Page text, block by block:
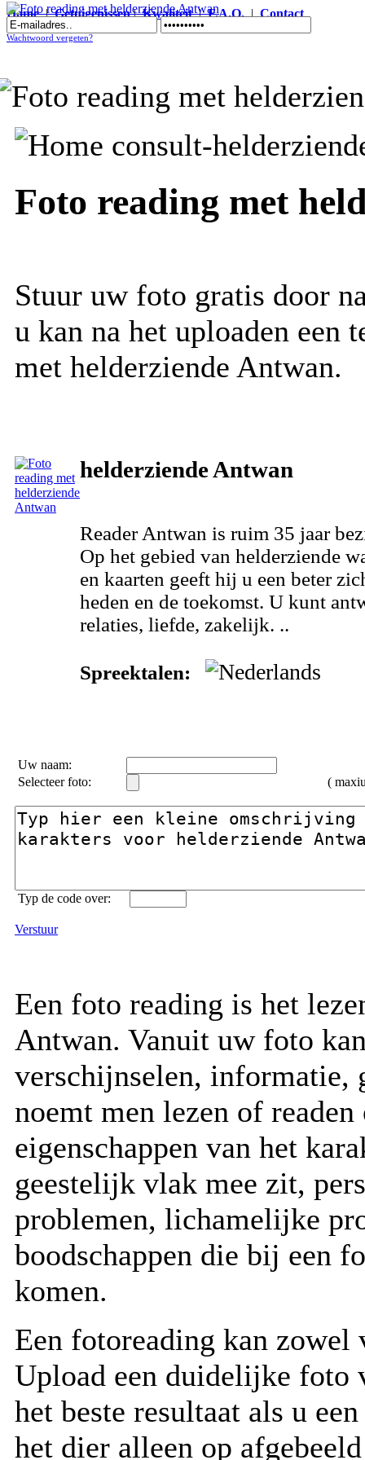
Home|Getuigenissen|Kwaliteit|F.A.Q.|Contact
Foto reading met helderziende Antwan
Wachtwoord vergeten?
Foto reading met
Stuur uw foto gratis door
u kan na het uploaden een
met helderziende Antwan.
helderziende Antwan
Reader Antwan is ruim 35 jaar
Op het gebied van helderziende
en kaarten geeft hij u een beter
heden en de toekomst. U kunt
relaties, liefde, zakelijk. ..
Spreektalen:
Uw naam:
Selecteer foto:
(
Typ de code over:
Verstuur
Een foto reading is het
Antwan. Vanuit uw foto
verschijnselen, informatie,
noemt men lezen of
eigenschappen van het
geestelijk vlak mee zit,
problemen, lichamelijke
boodschappen die bij een
komen.
Een fotoreading kan zowel
Upload een duidelijke foto
het beste resultaat als u
het dier alleen op